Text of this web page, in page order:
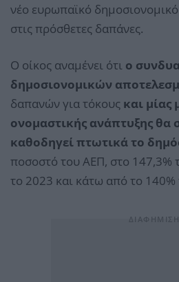
νέο ευρωπαϊκό δημοσιονομικό
στις πρόσθετες δαπάνες.
Ο οίκος αναμένει ότι ο
δημοσιονομικών
δαπανών για τόκους και μίας
ονομαστικής ανάπτυξης θα
καθοδηγεί πτωτικά το
ποσοστό του ΑΕΠ, στο 147,3%
το 2023 και κάτω από το 140%